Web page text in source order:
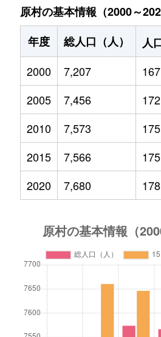
原村の基本情報（2000～
年度
総人口（人） 人
2000
7,207 167
2005
7,456 172
2010
7,573 175
2015
7,566 175
2020
7,680 178